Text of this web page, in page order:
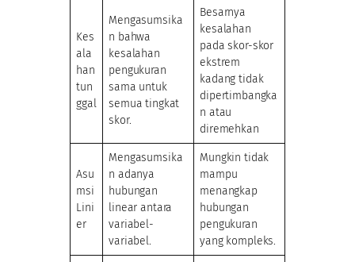
Kes
ala
han
tun
ggal
Mengasumsika
n bahwa
kesalahan
pengukuran
sama untuk
semua tingkat
skor.
Besarnya
kesalahan
pada skor-skor
ekstrem
kadang tidak
dipertimbangka
n atau
diremehkan
Asu
msi
Lini
er
Mengasumsika
n adanya
hubungan
linear antara
variabel-
variabel.
Mungkin tidak
mampu
menangkap
hubungan
pengukuran
yang kompleks.